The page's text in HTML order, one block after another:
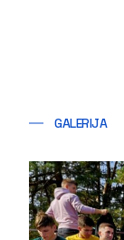
GALERIJA